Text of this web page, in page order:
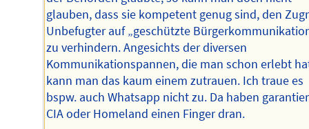
glauben, dass sie kompetent genug sind, den
Unbefugter auf „geschützte
zu verhindern. Angesichts der diversen
Kommunikationspannen, die man schon erlebt
kann man das kaum einem zutrauen. Ich traue es
bspw. auch Whatsapp nicht zu. Da haben
CIA oder Homeland einen Finger dran.